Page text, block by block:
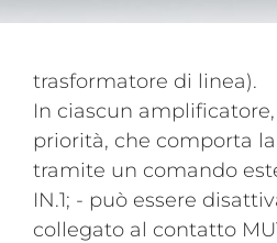
trasformatore di linea).
In ciascun
priorità, che comporta
tramite un comando
IN.1; - può essere
collegato al contatto